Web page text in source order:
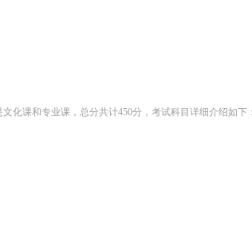
化课和专业课，总分共计450分，考试科目详细介绍如下